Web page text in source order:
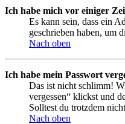
Ich habe mich vor einiger
Es kann sein, dass ein
geschrieben haben, um
Nach oben
Ich habe mein Passwort
Das ist nicht schlimm!
vergessen“ klickst und
Solltest du trotzdem
Nach oben